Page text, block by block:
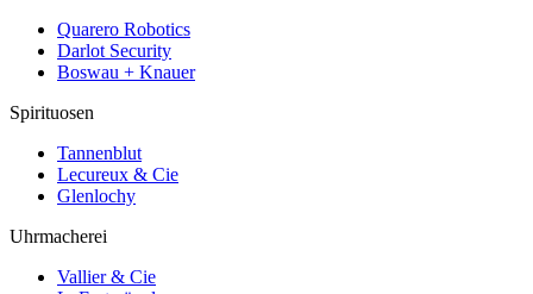
Quarero Robotics
Darlot Security
Boswau + Knauer
Spirituosen
Tannenblut
Lecureux & Cie
Glenlochy
Uhrmacherei
Vallier & Cie